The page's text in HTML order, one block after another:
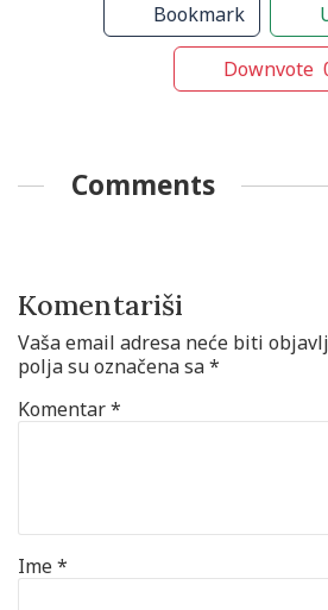
Bookmark
Downvote
Comments
Komentariši
Vaša email adresa neće biti
polja su označena sa*
Komentar*
Ime*